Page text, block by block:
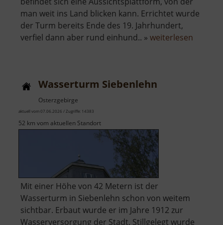
man weit ins Land blicken kann. Errichtet wurde
der Turm bereits Ende des 19. Jahrhundert,
verfiel dann aber rund einhund.. » weiterlesen
Wasserturm Siebenlehn
Osterzgebirge
aktuell vom 07.06.2026 / Zugriffe: 14383
52 km vom aktuellen Standort
Mit einer Höhe von 42 Metern ist der
Wasserturm in Siebenlehn schon von weitem
sichtbar. Erbaut wurde er im Jahre 1912 zur
Wasserversorgung der Stadt. Stillgelegt wurde